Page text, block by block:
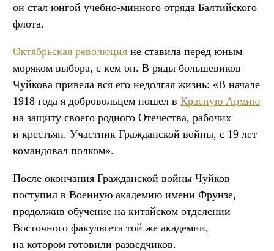
он стал юнгой учебно-минного отряда Балтийского
флота.
Октябрьская революция не ставила перед юным
моряком выбора, с кем он. В ряды большевиков
Чуйкова привела вся его недолгая жизнь: «В начале
1918 года я добровольцем пошел в Красную Армию
на защиту своего родного Отечества, рабочих
и крестьян. Участник Гражданской войны, с 19 лет
командовал полком».
После окончания Гражданской войны Чуйков
поступил в Военную академию имени Фрунзе,
продолжив обучение на китайском отделении
Восточного факультета той же академии,
на котором готовили разведчиков.